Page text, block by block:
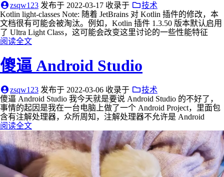
zsqw123 发布于 2022-03-17 收录于
技术
Kotlin light-classes Note: 随着 JetBrains 对 Kotlin 插件的修改，本
文档很有可能会被淘汰。例如，Kotlin 插件 1.3.50 版本默认启用
了 Ultra Light Class，这可能会改变这里讨论的一些性能特征
阅读全文
傻逼 Android Studio
zsqw123 发布于 2022-03-06 收录于
技术
傻逼 Android Studio 我今天就是要说 Android Studio 的不好了，
事情的起因是我在一台电脑上做了一个 Android Project，里面包
含有注解处理器，众所周知，注解处理器不允许是 Android
阅读全文